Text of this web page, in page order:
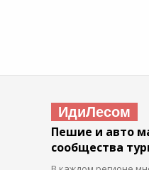
ИдиЛесом
Пешие и авто
сообщества